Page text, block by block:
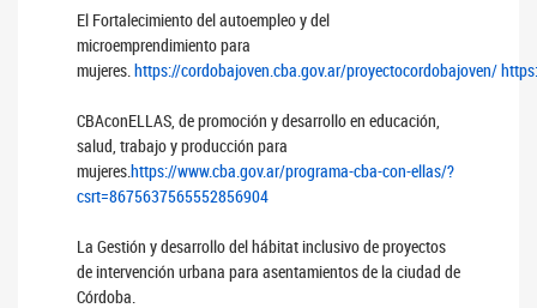
El Fortalecimiento del autoempleo y del
microemprendimiento para
mujeres.https://cordobajoven.cba.gov.ar/proyectocordobajoven/
CBAconELLAS, de promoción y desarrollo en educación,
salud, trabajo y producción para
mujeres.https://www.cba.gov.ar/programa-cba-con-ellas/?
csrt=8675637565552856904
La Gestión y desarrollo del hábitat inclusivo de proyectos
de intervención urbana para asentamientos de la ciudad de
Córdoba.